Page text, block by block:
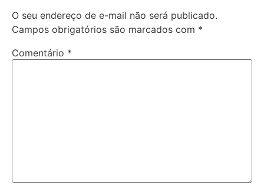
O seu endereço de e-mail não será publicado.
Campos obrigatórios são marcados com *
Comentário *